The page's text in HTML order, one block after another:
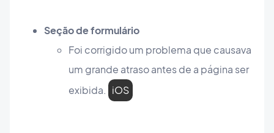
Seção de formulário
Foi corrigido um problema que causava
um grande atraso antes de a página ser
exibida. iOS